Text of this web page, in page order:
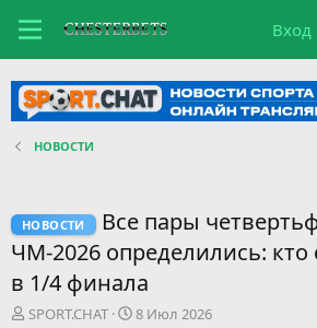
Вход
НОВОСТИ
НОВОСТИ
Все пары
ЧМ-2026 определились: кто
в 1/4 финала
А
SPORT.CHAT
Д
8 Июл 2026